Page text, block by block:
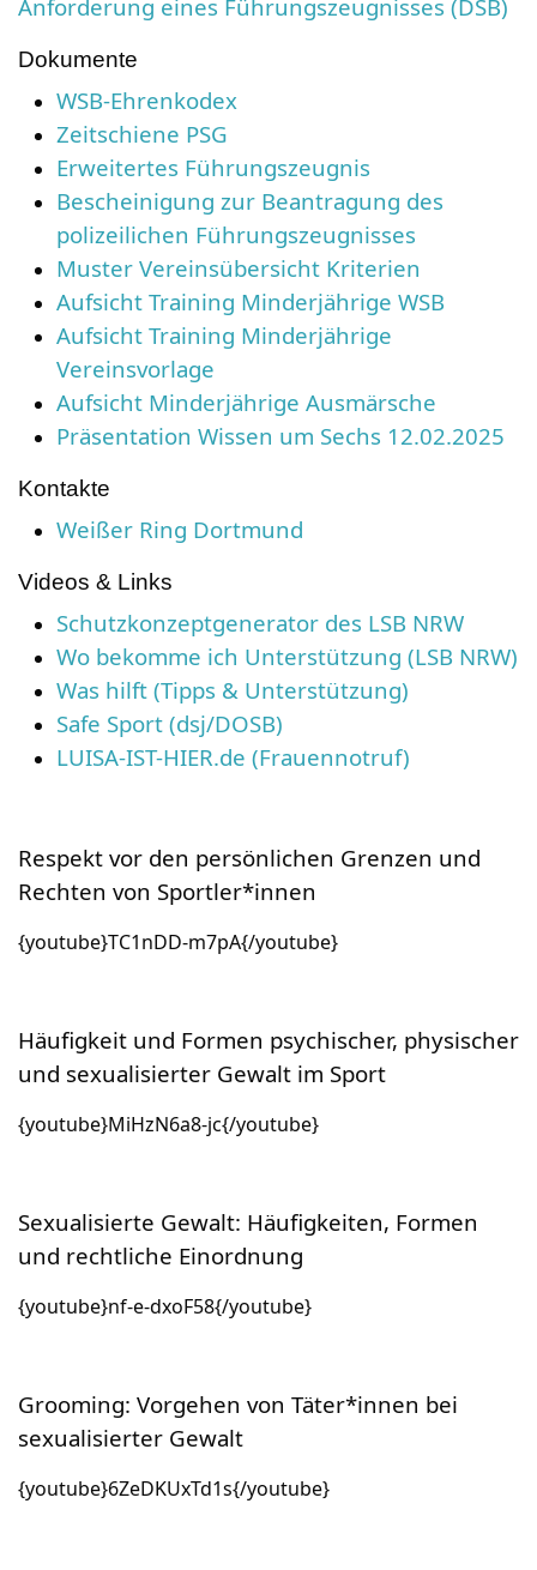
Anforderung eines Führungszeugnisses (DSB)
Dokumente
WSB-Ehrenkodex
Zeitschiene PSG
Erweitertes Führungszeugnis
Bescheinigung zur Beantragung des
polizeilichen Führungszeugnisses
Muster Vereinsübersicht Kriterien
Aufsicht Training Minderjährige WSB
Aufsicht Training Minderjährige
Vereinsvorlage
Aufsicht Minderjährige Ausmärsche
Präsentation Wissen um Sechs 12.02.2025
Kontakte
Weißer Ring Dortmund
Videos & Links
Schutzkonzeptgenerator des LSB NRW
Wo bekomme ich Unterstützung (LSB NRW)
Was hilft (Tipps & Unterstützung)
Safe Sport (dsj/DOSB)
LUISA-IST-HIER.de (Frauennotruf)
Respekt vor den persönlichen Grenzen und
Rechten von Sportler*innen
{youtube}TC1nDD-m7pA{/youtube}
Häufigkeit und Formen psychischer, physischer
und sexualisierter Gewalt im Sport
{youtube}MiHzN6a8-jc{/youtube}
Sexualisierte Gewalt: Häufigkeiten, Formen
und rechtliche Einordnung
{youtube}nf-e-dxoF58{/youtube}
Grooming: Vorgehen von Täter*innen bei
sexualisierter Gewalt
{youtube}6ZeDKUxTd1s{/youtube}